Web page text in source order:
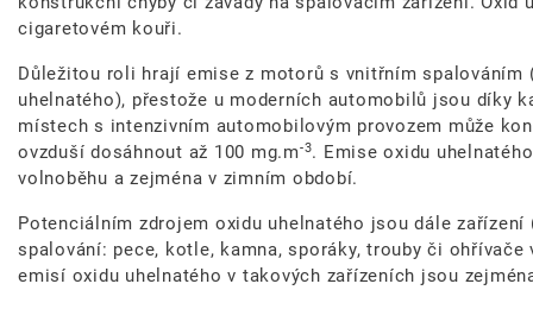
cigaretovém kouři.
Důležitou roli hrají emise z motorů s vnitřním spalováním
uhelnatého), přestože u moderních automobilů jsou díky
místech s intenzivním automobilovým provozem může
ovzduší dosáhnout až 100 mg.m-3. Emise oxidu
volnoběhu a zejména v zimním období.
Potenciálním zdrojem oxidu uhelnatého jsou dále
spalování: pece, kotle, kamna, sporáky, trouby či
emisí oxidu uhelnatého v takových zařízeních jsou